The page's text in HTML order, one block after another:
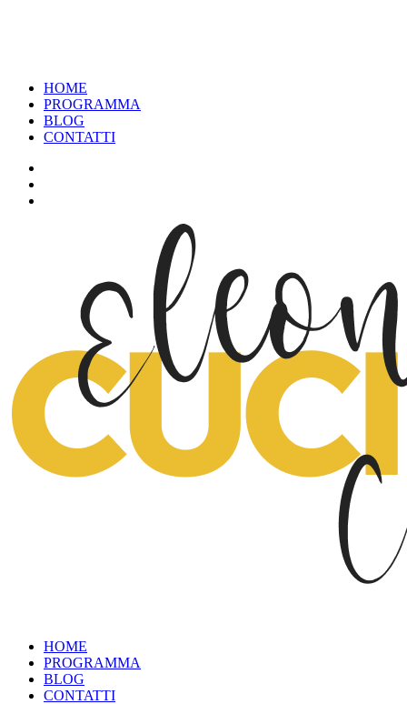
HOME
PROGRAMMA
BLOG
CONTATTI
HOME
PROGRAMMA
BLOG
CONTATTI